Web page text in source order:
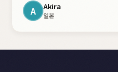
A Akira
일본